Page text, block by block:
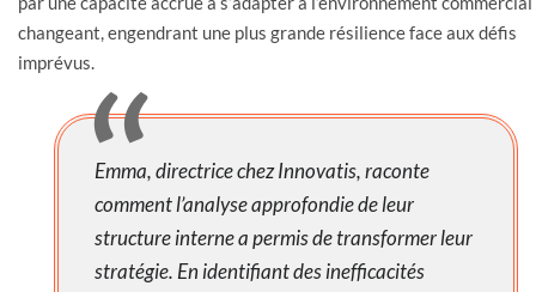
changeant, engendrant une plus grande résilience face aux défis
imprévus.
Emma, directrice chez Innovatis, raconte
comment l’analyse approfondie de leur
structure interne a permis de transformer leur
stratégie. En identifiant des inefficacités